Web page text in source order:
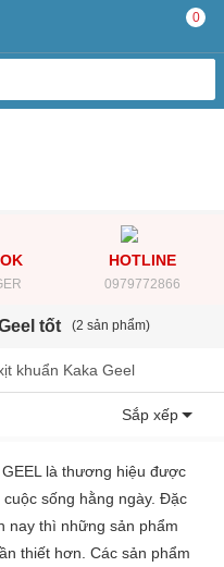
0
HOTLINE
0979772866
tốt (2 sản phẩm)
khuẩn Kaka Geel
Sắp xếp
là thương hiệu được
sống hằng ngày. Đặc
nay thì những sản phẩm
thiết hơn. Các sản phẩm